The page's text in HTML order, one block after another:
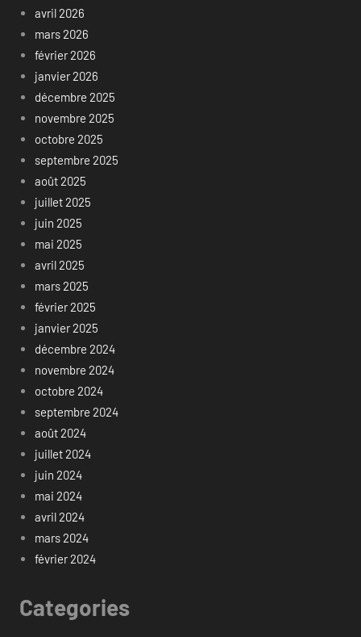
avril 2026
mars 2026
février 2026
janvier 2026
décembre 2025
novembre 2025
octobre 2025
septembre 2025
août 2025
juillet 2025
juin 2025
mai 2025
avril 2025
mars 2025
février 2025
janvier 2025
décembre 2024
novembre 2024
octobre 2024
septembre 2024
août 2024
juillet 2024
juin 2024
mai 2024
avril 2024
mars 2024
février 2024
Categories